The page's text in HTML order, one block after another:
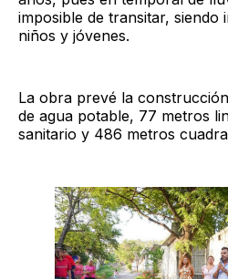
imposible de transitar,
niños y jóvenes.
La obra prevé la
de agua potable, 77 metros
sanitario y 486 metros